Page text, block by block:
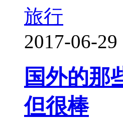
旅行
2017-06-29
国外的那
但很棒